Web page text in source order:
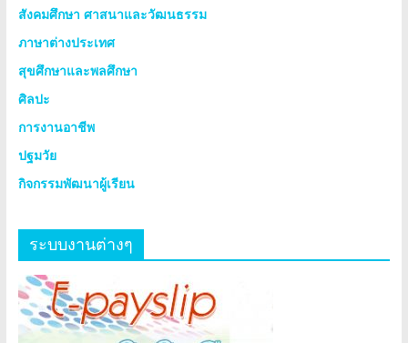
สังคมศึกษา ศาสนาและวัฒนธรรม
ภาษาต่างประเทศ
สุขศึกษาและพลศึกษา
ศิลปะ
การงานอาชีพ
ปฐมวัย
กิจกรรมพัฒนาผู้เรียน
ระบบงานต่างๆ